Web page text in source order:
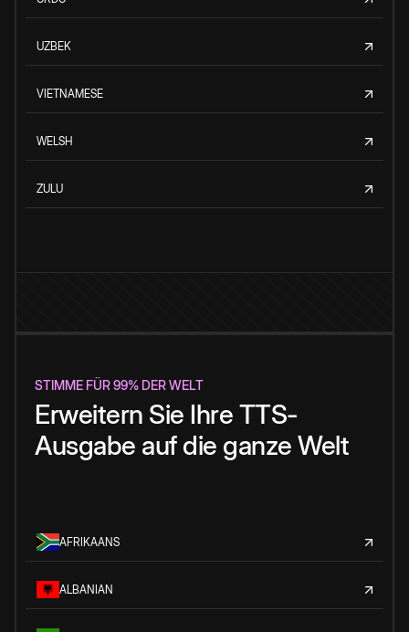
UZBEK
VIETNAMESE
WELSH
ZULU
STIMME FÜR 99% DER WELT
Erweitern Sie Ihre TTS-
Ausgabe auf die ganze Welt
AFRIKAANS
ALBANIAN